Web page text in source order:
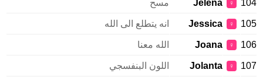
104
♀
Jelena مسح
105
♀
Jessica انه يتطلع الى الله
106
♀
Joana الله معنا
107
♀
Jolanta اللون البنفسجي